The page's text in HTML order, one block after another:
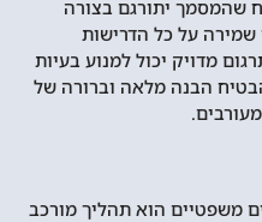
שהמסמך יתורגם בצורה
על כל הדרישות
מדויק יכול למנוע בעיות
הבנה מלאה וברורה של
משפטיים הוא תהליך מורכב